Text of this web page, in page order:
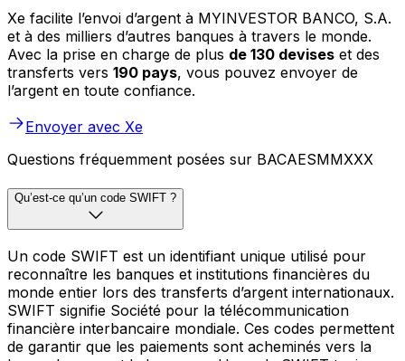
Xe facilite l’envoi d’argent à MYINVESTOR BANCO, S.A.
et à des milliers d’autres banques à travers le monde.
Avec la prise en charge de plus de 130 devises et des
transferts vers 190 pays, vous pouvez envoyer de
l’argent en toute confiance.
Envoyer avec Xe
Questions fréquemment posées sur BACAESMMXXX
Qu’est-ce qu’un code SWIFT ?
Un code SWIFT est un identifiant unique utilisé pour
reconnaître les banques et institutions financières du
monde entier lors des transferts d’argent internationaux.
SWIFT signifie Société pour la télécommunication
financière interbancaire mondiale. Ces codes permettent
de garantir que les paiements sont acheminés vers la